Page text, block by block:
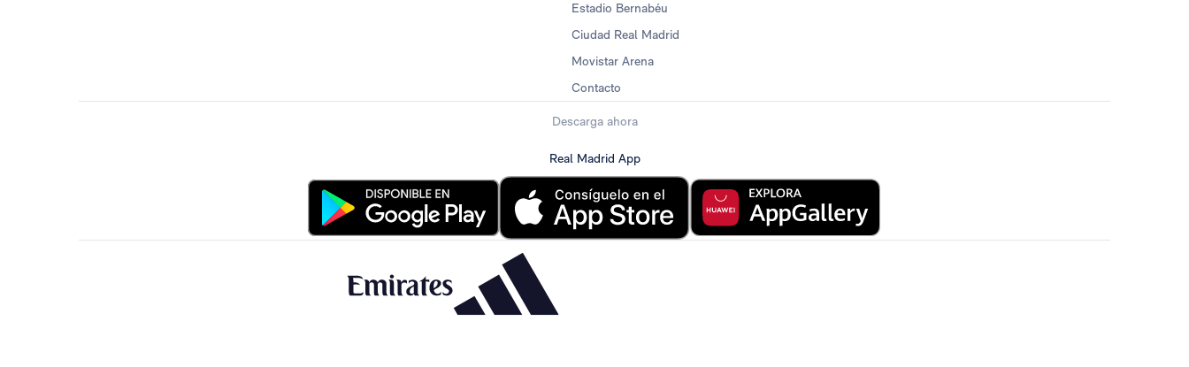
Estadio Bernabéu
Ciudad Real Madrid
Movistar Arena
Contacto
Descarga ahora
Real Madrid App